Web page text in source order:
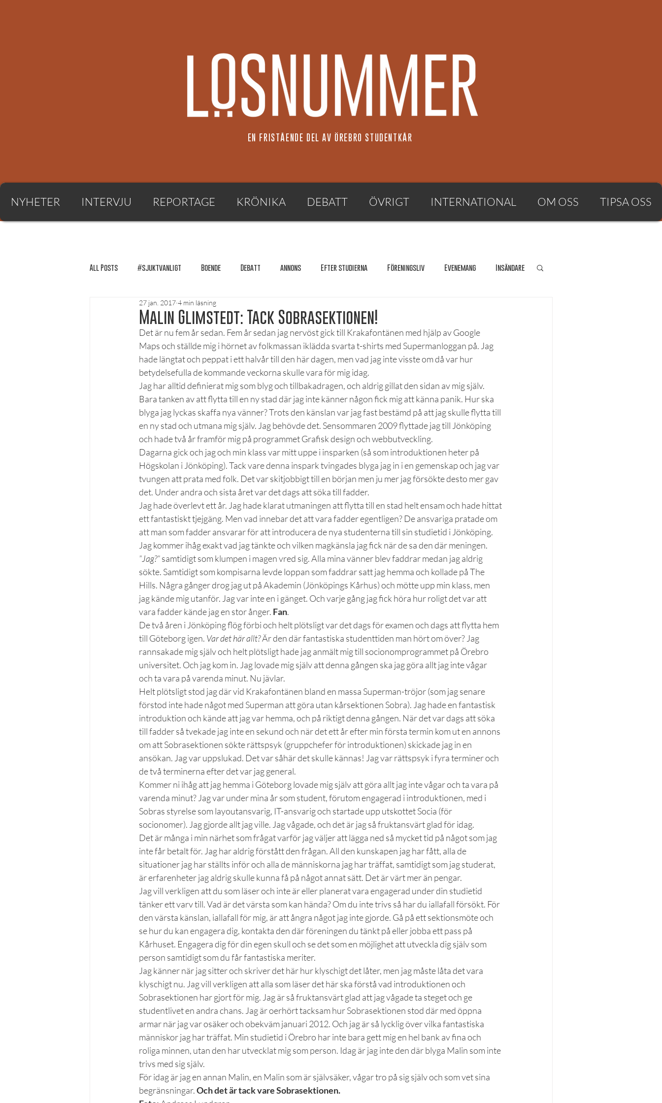
EN FRISTÅENDE DEL AV ÖREBRO STUDENTKÅR
NYHETER INTERVJU REPORTAGE KRÖNIKA DEBATT ÖVRIGT INTERNATIONAL OM OSS TIPSA OSS
All Posts #sjuktvanligt Boende Debatt annons Efter studierna Föreningsliv Evenemang Insändare
FUM-rapport Händer i Örebro
Lösnummer tipsar Lösnummer testar Maxa studierna Mat & hälsa Örebro studentkår Personporträtt
Podcast - Studentliv Reportage Recension Styrelseval Studentekonomi Resa
Studentens bekännelse
Malin Glimstedt: Tack Sobrasektionen!
27 jan. 2017 4 min läsning
Det är nu fem år sedan. Fem år sedan jag nervöst gick till Krakafontänen med hjälp av Google
Maps och ställde mig i hörnet av folkmassan iklädda svarta t-shirts med Supermanloggan på. Jag
hade längtat och peppat i ett halvår till den här dagen, men vad jag inte visste om då var hur
betydelsefulla de kommande veckorna skulle vara för mig idag.
Jag har alltid definierat mig som blyg och tillbakadragen, och aldrig gillat den sidan av mig själv.
Bara tanken av att flytta till en ny stad där jag inte känner någon fick mig att känna panik. Hur ska
blyga jag lyckas skaffa nya vänner? Trots den känslan var jag fast bestämd på att jag skulle flytta till
en ny stad och utmana mig själv. Jag behövde det. Sensommaren 2009 flyttade jag till Jönköping
och hade två år framför mig på programmet Grafisk design och webbutveckling.
Dagarna gick och jag och min klass var mitt uppe i insparken (så som introduktionen heter på
Högskolan i Jönköping). Tack vare denna inspark tvingades blyga jag in i en gemenskap och jag var
tvungen att prata med folk. Det var skitjobbigt till en början men ju mer jag försökte desto mer gav
det. Under andra och sista året var det dags att söka till fadder.
Jag hade överlevt ett år. Jag hade klarat utmaningen att flytta till en stad helt ensam och hade hittat
ett fantastiskt tjejgäng. Men vad innebar det att vara fadder egentligen? De ansvariga pratade om
att man som fadder ansvarar för att introducera de nya studenterna till sin studietid i Jönköping.
Jag kommer ihåg exakt vad jag tänkte och vilken magkänsla jag fick när de sa den där meningen.
”Jag?” samtidigt som klumpen i magen vred sig. Alla mina vänner blev faddrar medan jag aldrig
sökte. Samtidigt som kompisarna levde loppan som faddrar satt jag hemma och kollade på The
Hills. Några gånger drog jag ut på Akademin (Jönköpings Kårhus) och mötte upp min klass, men
jag kände mig utanför. Jag var inte en i gänget. Och varje gång jag fick höra hur roligt det var att
vara fadder kände jag en stor ånger. Fan.
De två åren i Jönköping flög förbi och helt plötsligt var det dags för examen och dags att flytta hem
till Göteborg igen. Var det här allt? Är den där fantastiska studenttiden man hört om över? Jag
rannsakade mig själv och helt plötsligt hade jag anmält mig till socionomprogrammet på Örebro
universitet. Och jag kom in. Jag lovade mig själv att denna gången ska jag göra allt jag inte vågar
och ta vara på varenda minut. Nu jävlar.
Helt plötsligt stod jag där vid Krakafontänen bland en massa Superman-tröjor (som jag senare
förstod inte hade något med Superman att göra utan kårsektionen Sobra). Jag hade en fantastisk
introduktion och kände att jag var hemma, och på riktigt denna gången. När det var dags att söka
till fadder så tvekade jag inte en sekund och när det ett år efter min första termin kom ut en annons
om att Sobrasektionen sökte rättspsyk (gruppchefer för introduktionen) skickade jag in en
ansökan. Jag var uppslukad. Det var såhär det skulle kännas! Jag var rättspsyk i fyra terminer och
de två terminerna efter det var jag general.
Kommer ni ihåg att jag hemma i Göteborg lovade mig själv att göra allt jag inte vågar och ta vara på
varenda minut? Jag var under mina år som student, förutom engagerad i introduktionen, med i
Sobras styrelse som layoutansvarig, IT-ansvarig och startade upp utskottet Socia (för
socionomer). Jag gjorde allt jag ville. Jag vågade, och det är jag så fruktansvärt glad för idag.
Det är många i min närhet som frågat varför jag väljer att lägga ned så mycket tid på något som jag
inte får betalt för. Jag har aldrig förstått den frågan. All den kunskapen jag har fått, alla de
situationer jag har ställts inför och alla de människorna jag har träffat, samtidigt som jag studerat,
är erfarenheter jag aldrig skulle kunna få på något annat sätt. Det är värt mer än pengar.
Jag vill verkligen att du som läser och inte är eller planerat vara engagerad under din studietid
tänker ett varv till. Vad är det värsta som kan hända? Om du inte trivs så har du iallafall försökt. För
den värsta känslan, iallafall för mig, är att ångra något jag inte gjorde. Gå på ett sektionsmöte och
se hur du kan engagera dig, kontakta den där föreningen du tänkt på eller jobba ett pass på
Kårhuset. Engagera dig för din egen skull och se det som en möjlighet att utveckla dig själv som
person samtidigt som du får fantastiska meriter.
Jag känner när jag sitter och skriver det här hur klyschigt det låter, men jag måste låta det vara
klyschigt nu. Jag vill verkligen att alla som läser det här ska förstå vad introduktionen och
Sobrasektionen har gjort för mig. Jag är så fruktansvärt glad att jag vågade ta steget och ge
studentlivet en andra chans. Jag är oerhört tacksam hur Sobrasektionen stod där med öppna
armar när jag var osäker och obekväm januari 2012. Och jag är så lycklig över vilka fantastiska
människor jag har träffat. Min studietid i Örebro har inte bara gett mig en hel bank av fina och
roliga minnen, utan den har utvecklat mig som person. Idag är jag inte den där blyga Malin som inte
trivs med sig själv.
För idag är jag en annan Malin, en Malin som är självsäker, vågar tro på sig själv och som vet sina
begränsningar. Och det är tack vare Sobrasektionen.